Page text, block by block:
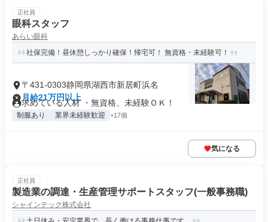
正社員
眼科スタッフ
あらい眼科
社保完備！昼休憩しっかり確保！帰宅可！ 無資格・未経験可！
〒431-0303静岡県湖西市新居町浜名
月給21万円以上
求めている人材 ・無資格、未経験ＯＫ！
制服あり 業界未経験歓迎 +17個
気になる
正社員
製造業の調達・生産管理サポートスタッフ(一般事務職)
シャインテック株式会社